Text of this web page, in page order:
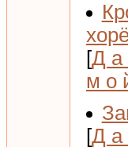
[Д а
м о
[Д а